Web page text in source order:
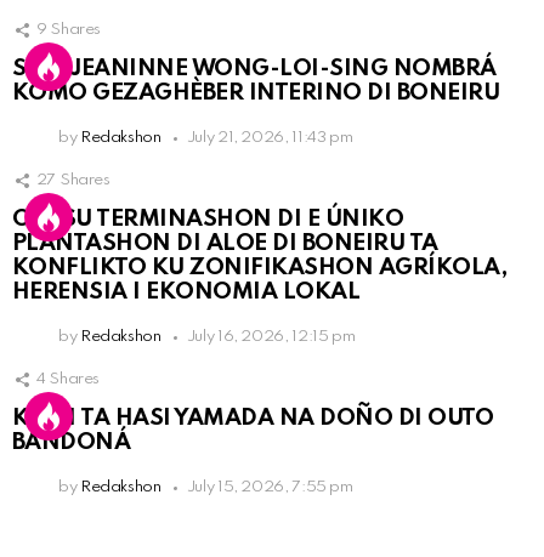
9 Shares
SRA. JEANINNE WONG-LOI-SING NOMBRÁ
KOMO GEZAGHÈBER INTERINO DI BONEIRU
by Redakshon July 21, 2026, 11:43 pm
27 Shares
OLB SU TERMINASHON DI E ÚNIKO
PLANTASHON DI ALOE DI BONEIRU TA
KONFLIKTO KU ZONIFIKASHON AGRÍKOLA,
HERENSIA I EKONOMIA LOKAL
by Redakshon July 16, 2026, 12:15 pm
4 Shares
KPCN TA HASI YAMADA NA DOÑO DI OUTO
BANDONÁ
by Redakshon July 15, 2026, 7:55 pm